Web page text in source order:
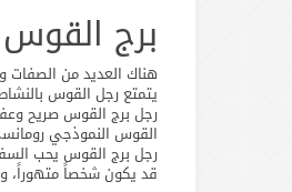
برج
هناك العديد من
يتمتع رجل القوس
رجل برج القوس صريح
القوس النموذجي
رجل برج القوس يحب
قد يكون شخصاً متهوراً،